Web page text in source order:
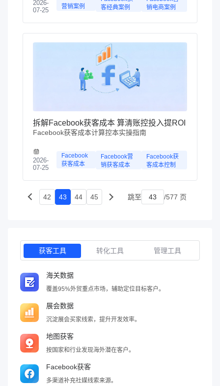
2026-
07-25
营销案例
客经典案例
销电商案例
拆解Facebook获客成本 算清账控投入提ROI
Facebook获客成本计算控本实操指南
2026-
07-25
Facebook
获客成本
Facebook营
销获客成本
Facebook获
客成本控制
42 43 44 45 跳至 /577 页
获客工具 转化工具 管理工具
海关数据
覆盖95%外贸重点市场，辅助定位目标客户。
展会数据
沉淀展会买家线索，提升开发效率。
地图获客
按国家和行业发现海外潜在客户。
Facebook获客
多渠道补充社媒线索来源。